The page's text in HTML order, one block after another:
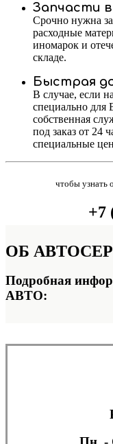
Запчасти
Срочно нужна
расходные
иномарок и
складе.
Быстрая
В случае, если
специально для
собственная
под заказ от 24
специальные
чтобы узнать
+7
ОБ
Подробная
АВТО: